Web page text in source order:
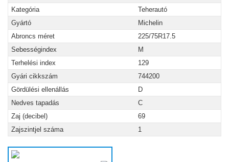
Kategória
Teherautó
Gyártó
Michelin
Abroncs méret
225/75R17.5
Sebességindex
M
Terhelési index
129
Gyári cikkszám
744200
Gördülési ellenállás
D
Nedves tapadás
C
Zaj (decibel)
69
Zajszintjel száma
1